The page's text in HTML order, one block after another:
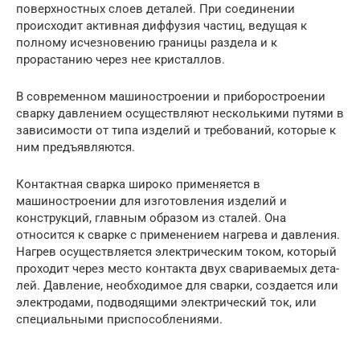
поверхностных слоев деталей. При соединении
происходит активная диффузия частиц, ведущая к
полному исчезновению границы раздела и к
прорастанию через нее кристаллов.
В современном машиностроении и приборостроении
сварку давлением осуществляют несколькими путями в
зависимости от типа изделий и требо­ваний, которые к
ним предъявляются.
Контактная сварка широко применяется в
машиностроении для изготов­ления изделий и
конструкций, главным образом из сталей. Она
относится к сварке с применением нагрева и давления.
Нагрев осуществляется электри­ческим током, который
проходит через место контакта двух свариваемых дета­
лей. Давление, необходимое для сварки, создается или
электродами, подводящими электрический ток, или
специальными приспособлениями.